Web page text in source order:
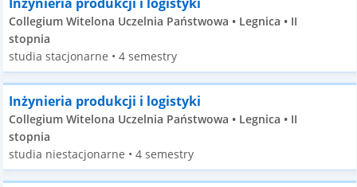
Collegium Witelona Uczelnia Państwowa • Legnica • II
stopnia
studia stacjonarne • 4 semestry
Inżynieria produkcji i logistyki
Collegium Witelona Uczelnia Państwowa • Legnica • II
stopnia
studia niestacjonarne • 4 semestry